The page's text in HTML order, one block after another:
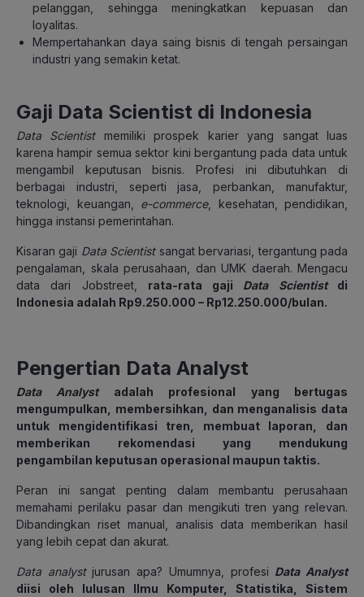
pelanggan, sehingga meningkatkan kepuasan dan
loyalitas.
Mempertahankan daya saing bisnis di tengah persaingan
industri yang semakin ketat.
Gaji Data Scientist di Indonesia
Data Scientistmemiliki prospek karier yang sangat luas
karena hampir semua sektor kini bergantung pada data untuk
mengambil keputusan bisnis. Profesi ini dibutuhkan di
berbagai industri, seperti jasa, perbankan, manufaktur,
teknologi, keuangan,
e-commerce, kesehatan, pendidikan,
hingga instansi pemerintahan.
Kisaran gaji Data Scientistsangat bervariasi, tergantung pada
pengalaman, skala perusahaan, dan UMK daerah. Mengacu
data dari Jobstreet, rata-rata gaji Data Scientistdi
Indonesia adalah Rp9.250.000 – Rp12.250.000/bulan.
Pengertian Data Analyst
Data Analystadalah profesional yang bertugas
mengumpulkan, membersihkan, dan menganalisis data
untuk mengidentifikasi tren, membuat laporan, dan
memberikan rekomendasi yang mendukung
pengambilan keputusan operasional maupun taktis.
Peran ini sangat penting dalam membantu perusahaan
memahami perilaku pasar dan mengikuti tren yang relevan.
Dibandingkan riset manual, analisis data memberikan hasil
yang lebih cepat dan akurat.
Data analystjurusan apa? Umumnya, profesi Data Analyst
diisi oleh lulusan Ilmu Komputer, Statistika, Sistem